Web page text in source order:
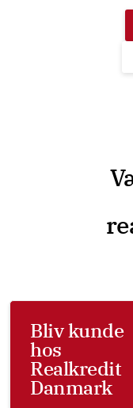
Bliv kunde
hos
Realkredit
Danmark